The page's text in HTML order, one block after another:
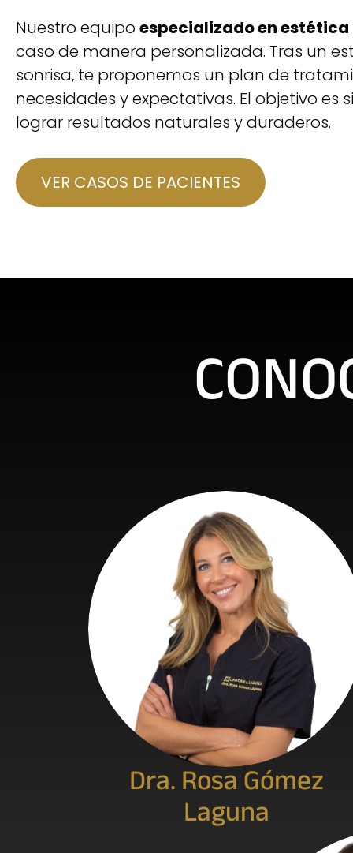
Nuestro equipo especializado en
caso de manera personalizada. Tras un
sonrisa, te proponemos un plan de
necesidades y expectativas. El objetivo es
lograr resultados naturales y duraderos.
VER CASOS DE PACIENTES
Dra. Rosa Gómez
Laguna